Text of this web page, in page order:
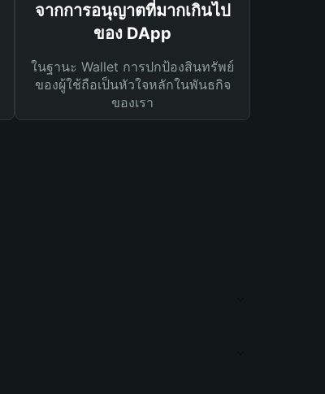
จากการอนุญาตที่มากเกินไป
ของ DApp
ในฐานะ Wallet การปกป้องสินทรัพย์
ของผู้ใช้ถือเป็นหัวใจหลักในพันธกิจ
ของเรา